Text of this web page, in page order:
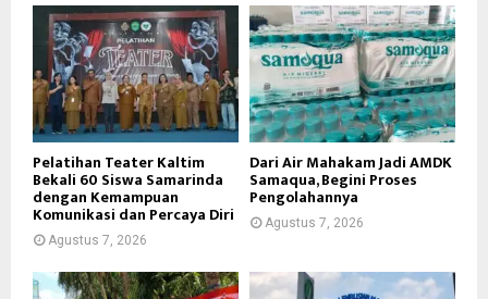
Pelatihan Teater Kaltim
Bekali 60 Siswa Samarinda
dengan Kemampuan
Komunikasi dan Percaya Diri
Agustus 7, 2026
Dari Air Mahakam Jadi AMDK
Samaqua, Begini Proses
Pengolahannya
Agustus 7, 2026